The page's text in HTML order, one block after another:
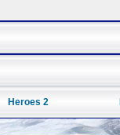
Heroes 2